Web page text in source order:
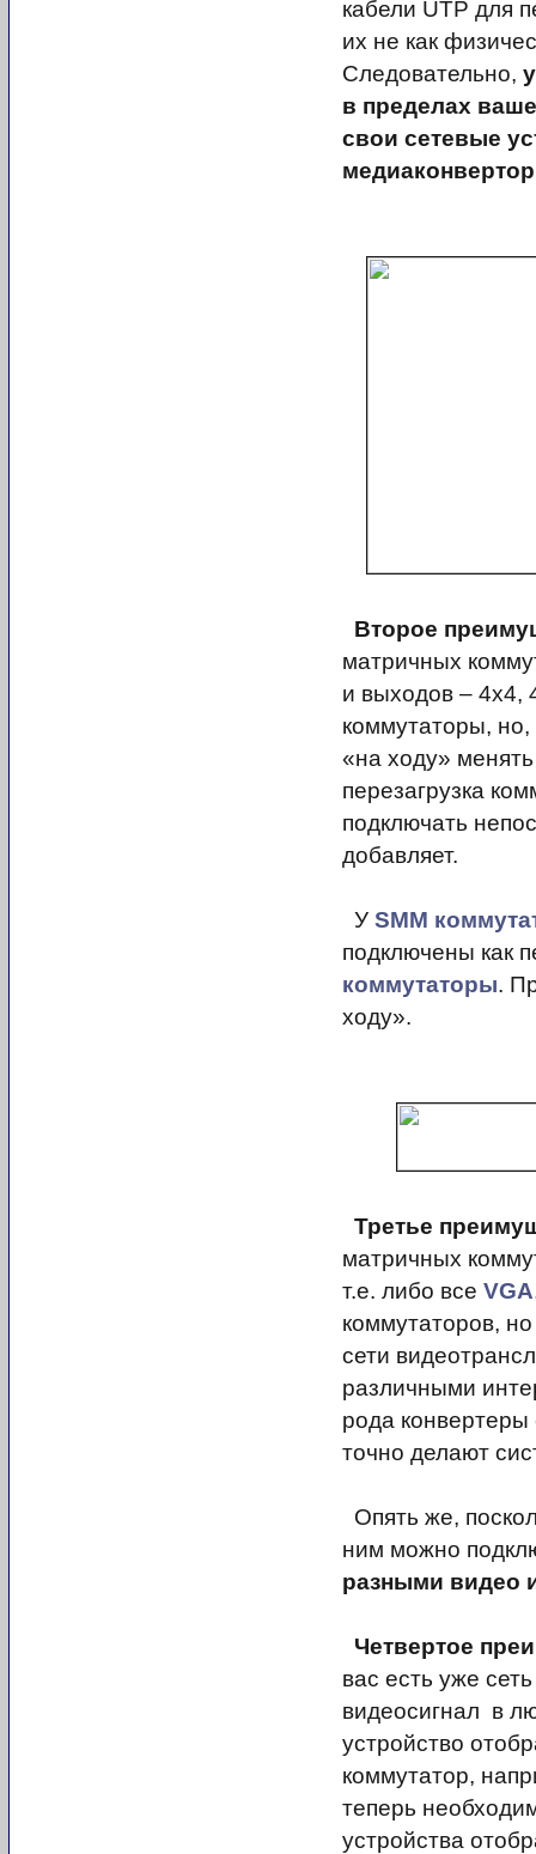
кабели UTP для
их не как
Следовательно,
в пределах
свои сетевые
Второе
матричных
и выходов – 4х4,
коммутаторы,
«на ходу»
перезагрузка
подключать
добавляет.
У SMM
подключены как
коммутаторы.
ходу».
Третье
матричных
т.е. либо все VGA
коммутаторов,
сети
различными
рода конвертеры
точно делают
Опять же,
ним можно
разными видео
Четвертое
вас есть уже
видеосигнал в
устройство
коммутатор,
теперь
устройства